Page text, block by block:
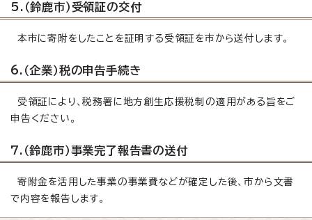
5.（鈴鹿市）受領証の交付
本市に寄附をしたことを証明する受領証を市から送付します。
6.（企業）税の申告手続き
受領証により、税務署に地方創生応援税制の適用がある旨をご
申告ください。
7.（鈴鹿市）事業完了報告書の送付
寄附金を活用した事業の事業費などが確定した後、市から文書
で内容を報告します。